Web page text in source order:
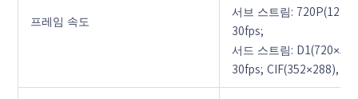
프레임 속도
서브 스트림:
30fps;
서드 스트림:
30fps; CIF(352×288), 최